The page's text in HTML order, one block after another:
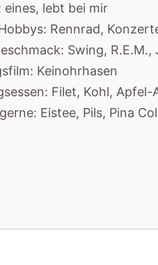
eines, lebt bei mir
Rennrad,
Swing, R.E.M.,
Keinohrhasen
Filet, Kohl, Apfel-
Eistee, Pils, Pina